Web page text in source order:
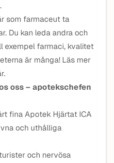
som farmaceut ta
Du kan leda andra och
exempel farmaci, kvalitet
är många! Läs mer
oss – apotekschefen
fina Apotek Hjärtat ICA
och uthålliga
och nervösa